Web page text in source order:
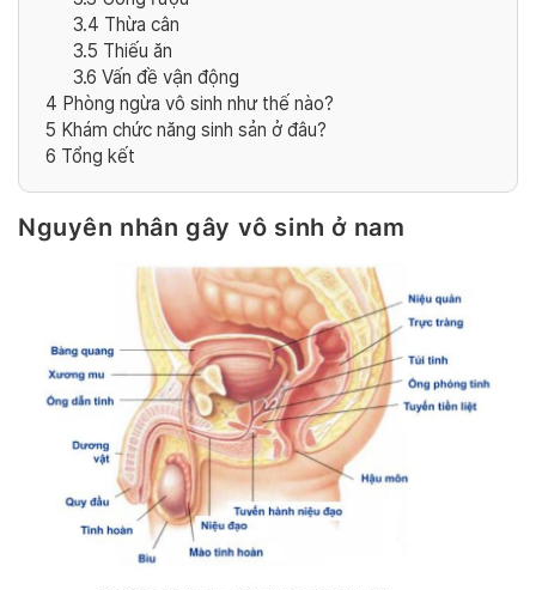
3.4 Thừa cân
3.5 Thiếu ăn
3.6 Vấn đề vận động
4 Phòng ngừa vô sinh như thế nào?
5 Khám chức năng sinh sản ở đâu?
6 Tổng kết
Nguyên nhân gây vô sinh ở nam